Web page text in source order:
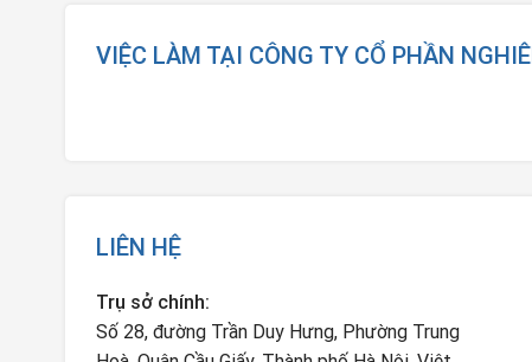
VIỆC LÀM TẠI CÔNG TY CỔ PHẦN
LIÊN HỆ
Trụ sở chính:
Số 28, đường Trần Duy Hưng, Phường Trung